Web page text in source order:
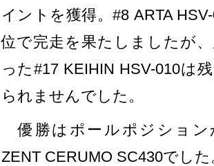
イントを獲得。#8 ARTA
位で完走を果たしましたが
った#17 KEIHIN HSV-010は
られませんでした。
優勝はポールポジション
ZENT CERUMO SC430でした